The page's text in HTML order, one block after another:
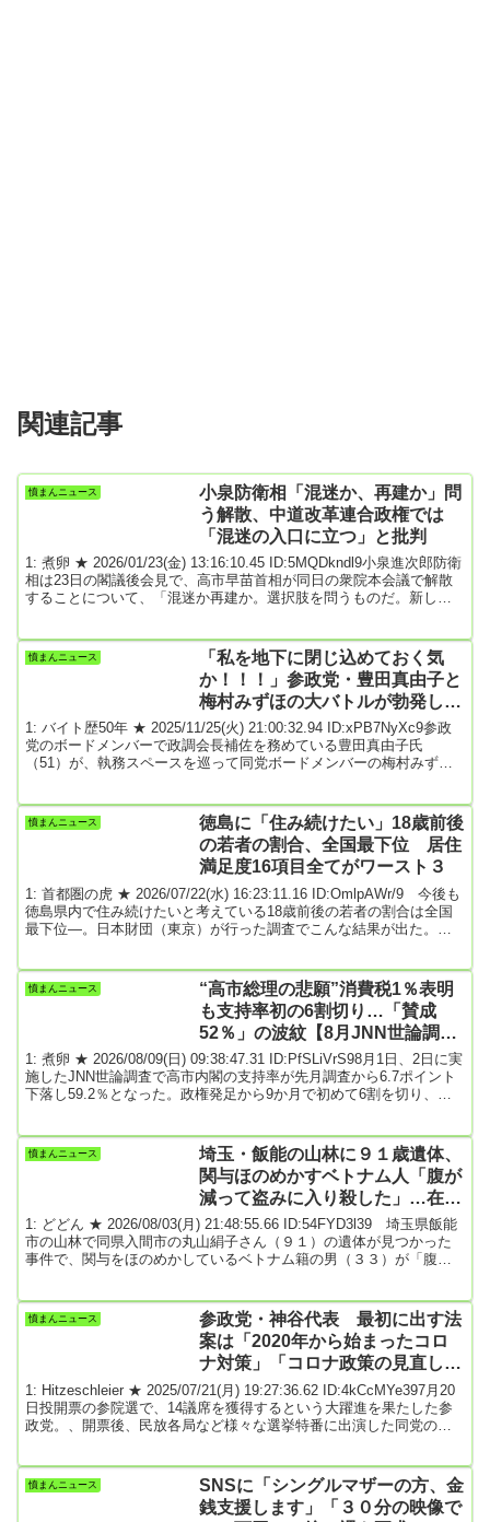
関連記事
憤まんニュース
小泉防衛相「混迷か、再建か」問
う解散、中道改革連合政権では
「混迷の入口に立つ」と批判
1: 煮卵 ★ 2026/01/23(金) 13:16:10.45 ID:5MQDkndl9小泉進次郎防衛
相は23日の閣議後会見で、高市早苗首相が同日の衆院本会議で解散
することについて、「混迷か再建か。選択肢を問うものだ。新しい
軍普天間飛行場（沖縄県宜野湾市）の名護市辺野古移設を容認する
など、移設中止を訴えてきた立民の基本理念を180度転換する発言を
している。小泉氏は「辺野古移...
憤まんニュース
「私を地下に閉じ込めておく気
か！！！」参政党・豊田真由子と
梅村みずほの大バトルが勃発して
いた！
1: バイト歴50年 ★ 2025/11/25(火) 21:00:32.94 ID:xPB7NyXc9参政
党のボードメンバーで政調会長補佐を務めている豊田真由子氏
（51）が、執務スペースを巡って同党ボードメンバーの梅村みずほ
が欲しいと党に打診した。だが、梅村氏から参議院議員会館の地下2
階にある党の部屋を使用するよう勧められると、豊田氏は態度を豹
変させ、こう激昂したという。...
憤まんニュース
徳島に「住み続けたい」18歳前後
の若者の割合、全国最下位 居住
満足度16項目全てがワースト３
1: 首都圏の虎 ★ 2026/07/22(水) 16:23:11.16 ID:OmlpAWr/9 今後も
徳島県内で住み続けたいと考えている18歳前後の若者の割合は全国
最下位―。日本財団（東京）が行った調査でこんな結果が出た。居
中で、若者の地元への評価や期待の低さが浮き彫りとなった。日本
財団は2018年からインターネット上で18歳の意識調査を継続的に行
っている。今回は「地方創生...
憤まんニュース
“高市総理の悲願”消費税1％表明
も支持率初の6割切り…「賛成
52％」の波紋【8月JNN世論調査
解説】
1: 煮卵 ★ 2026/08/09(日) 09:38:47.31 ID:PfSLiVrS98月1日、2日に実
施したJNN世論調査で高市内閣の支持率が先月調査から6.7ポイント
下落し59.2％となった。政権発足から9か月で初めて6割を切り、下
ら1％に引き下げる」と表明した直後の調査だったにもかかわらず、
支持率がこれほど下がったことだろう最大の特徴は「無党派層」の
憤まんニュース
埼玉・飯能の山林に９１歳遺体、
関与ほのめかすベトナム人「腹が
減って盗みに入り殺した」…在留
資格なし
1: どどん ★ 2026/08/03(月) 21:48:55.66 ID:54FYD3l39 埼玉県飯能
市の山林で同県入間市の丸山絹子さん（９１）の遺体が見つかった
事件で、関与をほのめかしているベトナム籍の男（３３）が「腹が
さん宅に侵入し、鉢合わせしたため殺害したとみて調べている。事
件は、丸山さんの長男が「母親の行方がわからなくなった」と７月
３１日に通報して発覚。県警は同日夕...
憤まんニュース
参政党・神谷代表 最初に出す法
案は「2020年から始まったコロ
ナ対策」「コロナ政策の見直しを
やる」 ★3
1: Hitzeschleier ★ 2025/07/21(月) 19:27:36.62 ID:4kCcMYe397月20
日投開票の参院選で、14議席を獲得するという大躍進を果たした参
政党。、開票後、民放各局など様々な選挙特番に出演した同党の神
による選挙での手応えや今後について質疑応答が続く中、ひろゆき
氏は、参議院で法案提出できる10議席以上の獲得が見込まれること
憤まんニュース
SNSに「シングルマザーの方、金
銭支援します」「３０分の映像で